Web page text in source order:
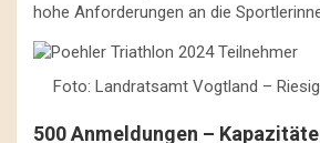
hohe Anforderungen an die
Foto: Landratsamt Vogtland –
500 Anmeldungen –